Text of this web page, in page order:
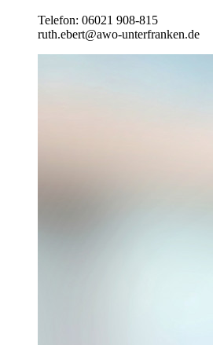
Telefon: 06021 908-815
ruth.ebert@awo-unterfranken.de